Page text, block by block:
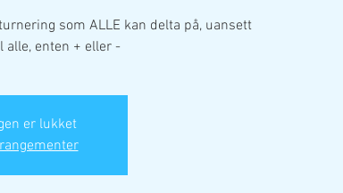
som ALLE kan delta på, uansett
alle, enten + eller -
er lukket